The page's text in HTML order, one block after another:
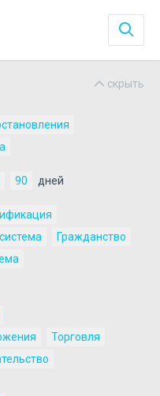
скрыть
90 дней
Гражданство
Торговля